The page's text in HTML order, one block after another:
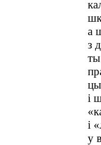
а
з
і
і
у